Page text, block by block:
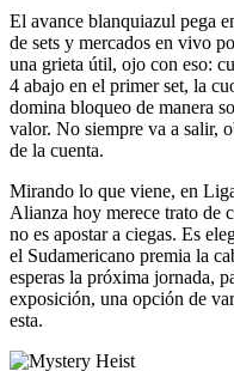
El avance blanquiazul pega
de sets y mercados en vivo
una grieta útil, ojo con eso:
4 abajo en el primer set, la
domina bloqueo de manera
valor. No siempre va a salir,
de la cuenta.
Mirando lo que viene, en
Alianza hoy merece trato de
no es apostar a ciegas. Es
el Sudamericano premia la
esperas la próxima jornada,
exposición, una opción de
esta.